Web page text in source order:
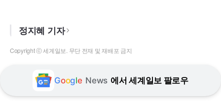
정지혜 기자
Copyright ⓒ 세계일보. 무단 전재 및 재배포 금지
Google News 에서 세계일보 팔로우